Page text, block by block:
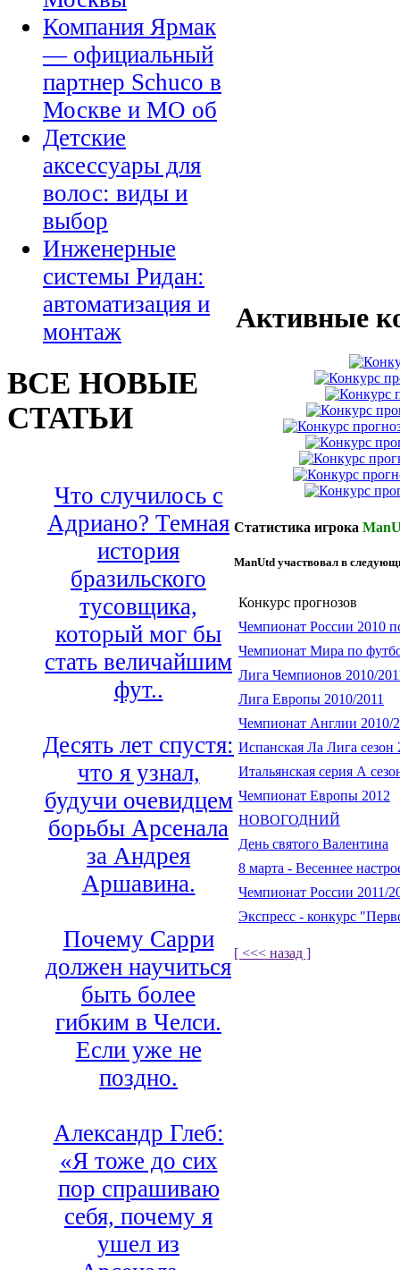
Компания Ярмак
— официальный
партнер Schuco в
Москве и МО об
Детские
аксессуары для
волос: виды и
выбор
Инженерные
системы Ридан:
автоматизация и
монтаж
ВСЕ НОВЫЕ
СТАТЬИ
Что случилось с
Адриано? Темная
история
бразильского
тусовщика,
который мог бы
стать величайшим
фут..
Десять лет спустя:
что я узнал,
будучи очевидцем
борьбы Арсенала
за Андрея
Аршавина.
Почему Сарри
должен научиться
быть более
гибким в Челси.
Если уже не
поздно.
Александр Глеб:
«Я тоже до сих
пор спрашиваю
себя, почему я
ушел из
Активные
Статистика игрока
ManUtd участвовал в
Конкурс прогнозов
Чемпионат России 2010
Чемпионат Мира по
Лига Чемпионов 2010/
Лига Европы 2010/2011
Чемпионат Англии 2010/
Испанская Ла Лига сезон
Итальянская серия А
Чемпионат Европы 2012
НОВОГОДНИЙ
День святого Валентина
8 марта - Весеннее
Чемпионат России 2011/
Экспресс - конкурс
[ <<< назад ]